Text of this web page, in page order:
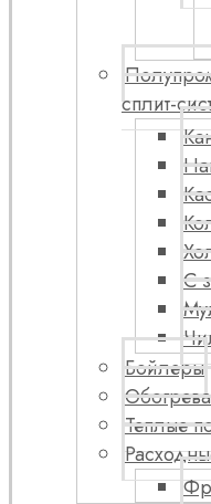
сплит-
С
Бойлеры
Теплые